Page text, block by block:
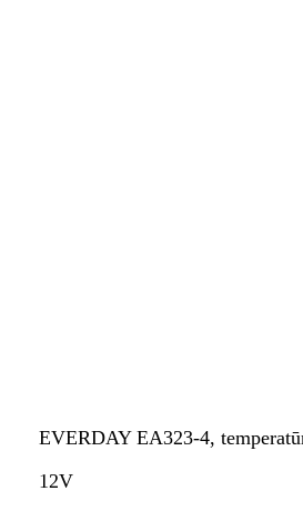
EVERDAY EA323-4,
12V